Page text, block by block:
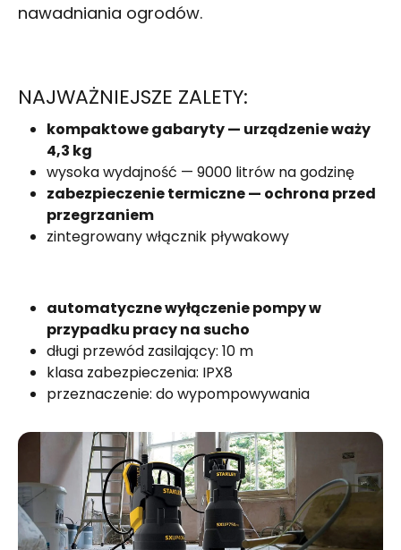
nawadniania ogrodów.
NAJWAŻNIEJSZE ZALETY:
kompaktowe gabaryty — urządzenie waży
4,3 kg
wysoka wydajność — 9000 litrów na godzinę
zabezpieczenie termiczne — ochrona przed
przegrzaniem
zintegrowany włącznik pływakowy
automatyczne wyłączenie pompy w
przypadku pracy na sucho
długi przewód zasilający: 10 m
klasa zabezpieczenia: IPX8
przeznaczenie: do wypompowywania